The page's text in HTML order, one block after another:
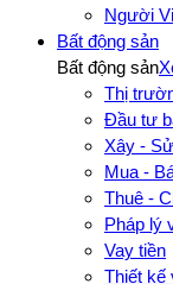
Người
Bất động sản
Bất động sản
Thị
Đầu tư
Xây -
Mua -
Thuê -
Pháp lý
Vay tiền
Thiết kế